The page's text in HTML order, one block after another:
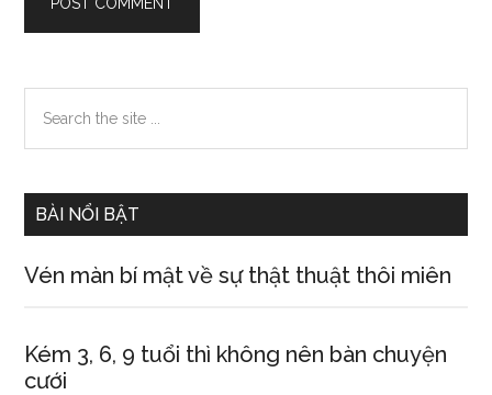
Primary
Sidebar
the
BÀI NỔI BẬT
Vén màn bí mật về sự thật thuật thôi miên
Kém 3, 6, 9 tuổi thì không nên bàn chuyện
cưới